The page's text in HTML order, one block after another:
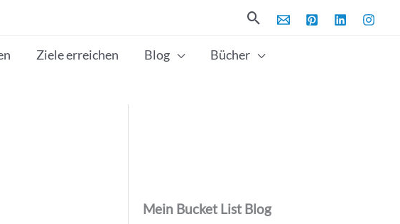
Suchen
Ziele erreichen Blog
Bücher
Mein Bucket List Blog